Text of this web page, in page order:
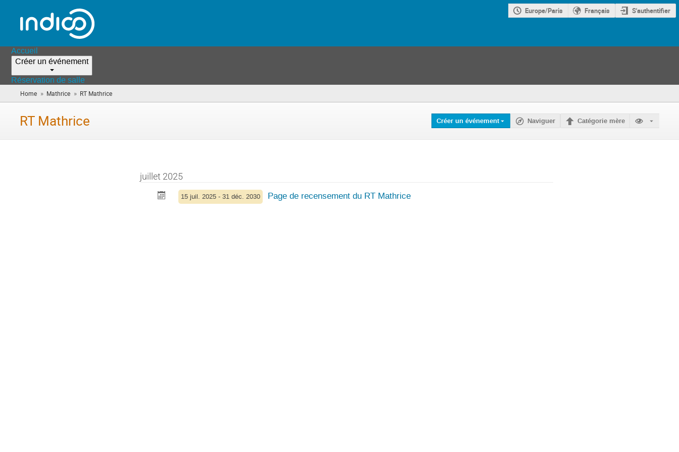
Europe/Paris Français S'authentifier
Accueil
Créer un événement
Réservation de salle
Home » Mathrice » RT Mathrice
êtes
RT Mathrice Créer un événement Naviguer Catégorie mère
juillet 2025
15 juil. 2025 - 31 déc. 2030 Page de recensement du RT Mathrice